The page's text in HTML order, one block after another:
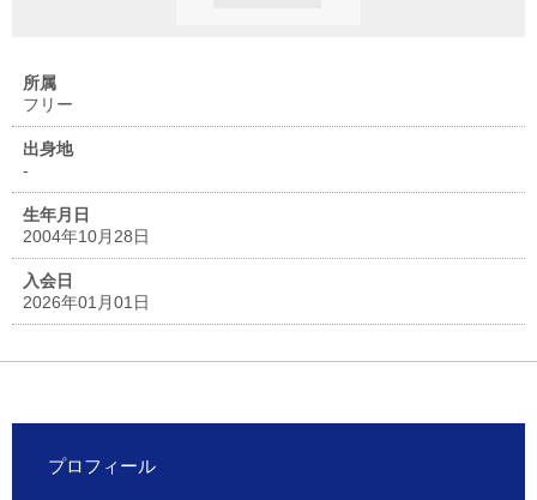
所属
フリー
出身地
-
生年月日
2004年10月28日
入会日
2026年01月01日
プロフィール